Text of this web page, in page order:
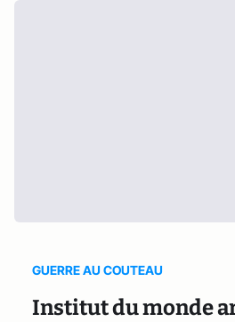
GUERRE AU COUTEAU
Institut du monde